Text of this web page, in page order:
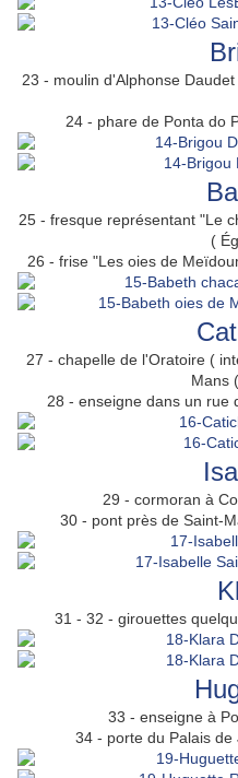
23 - moulin d'Alphonse
24 - phare de Ponta do
25 - fresque représentant "Le
(
26 - frise "Les oies de
27 - chapelle de l'Oratoire (
Mans
28 - enseigne dans un rue
29 - cormoran à
30 - pont près de Saint-
31 - 32 - girouettes
33 - enseigne à
34 - porte du Palais